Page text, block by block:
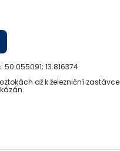
50.055091; 13.816374
až k železniční zastávce